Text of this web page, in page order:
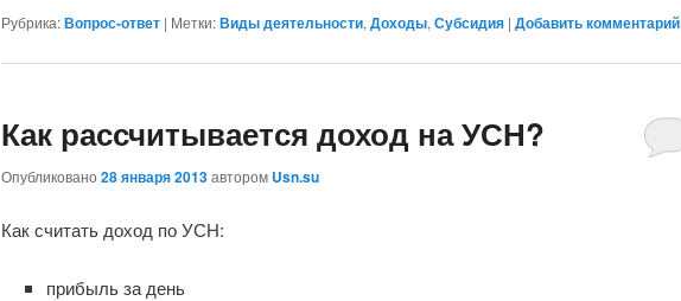
Рубрика:Вопрос-ответ | Метки:Виды деятельности, Доходы, Субсидия | Добавить комментарий
Как рассчитывается доход на УСН?
Опубликовано 28 января 2013автором Usn.su
Как считать доход по УСН:
прибыль за день